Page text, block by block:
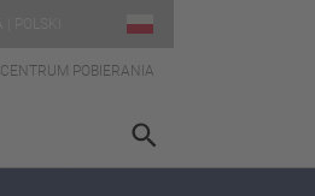
CENTRUM POBIERANIA